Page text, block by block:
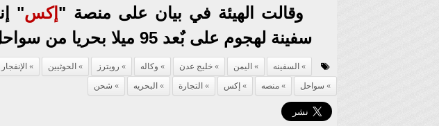
وقالت الهيئة في بيان على منصة " إكس"
سفينة لهجوم على بٌعد 95 ميلا بحريا من سواحل عدن اليمنية.
السفينه اليمن خليج عدن وكاله رويترز الحوثيين الإنفجار
سواحل
منصه إكس التجارة البحريه شحن